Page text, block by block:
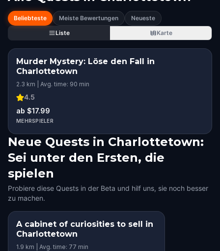
Beliebteste Meiste Bewertungen
Neueste
Liste
Karte
Murder Mystery: Löse den Fall in
Charlottetown
2.3 km | Avg. time: 90 min
4.5
ab $17.99
MEHRSPIELER
Neue Quests in Charlottetown:
Sei unter den Ersten, die
spielen
Probiere diese Quests in der Beta und hilf uns, sie noch besser
zu machen.
A cabinet of curiosities to sell in
Charlottetown
1.9 km | Avg. time: 77 min